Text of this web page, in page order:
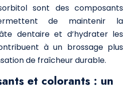
sont des composants
de maintenir la
dentaire et d’hydrater les
à un brossage plus
de fraîcheur durable.
et colorants : un